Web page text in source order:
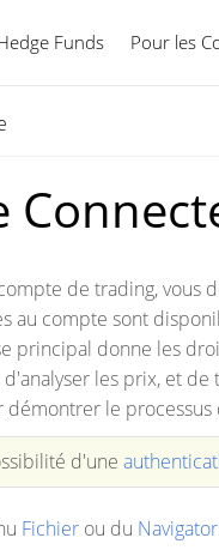
Funds Pour les
de trading,
au compte sont
principal donne les
les prix, et
le
d'une
Fichier ou du Navigator